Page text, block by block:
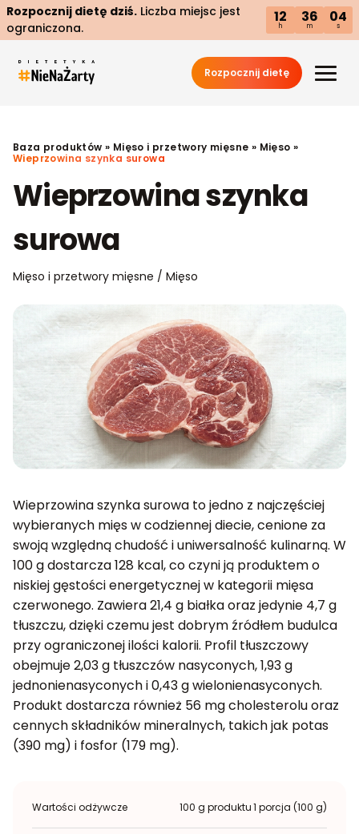
Rozpocznij dietę dziś. Liczba miejsc jest
ograniczona.
12
h
36
m
03
s
Rozpocznij dietę
Baza produktów » Mięso i przetwory mięsne » Mięso »
Wieprzowina szynka surowa
Wieprzowina szynka
surowa
Mięso i przetwory mięsne / Mięso
Wieprzowina szynka surowa to jedno z najczęściej
wybieranych mięs w codziennej diecie, cenione za
swoją względną chudość i uniwersalność kulinarną. W
100 g dostarcza 128 kcal, co czyni ją produktem o
niskiej gęstości energetycznej w kategorii mięsa
czerwonego. Zawiera 21,4 g białka oraz jedynie 4,7 g
tłuszczu, dzięki czemu jest dobrym źródłem budulca
przy ograniczonej ilości kalorii. Profil tłuszczowy
obejmuje 2,03 g tłuszczów nasyconych, 1,93 g
jednonienasyconych i 0,43 g wielonienasyconych.
Produkt dostarcza również 56 mg cholesterolu oraz
cennych składników mineralnych, takich jak potas
(390 mg) i fosfor (179 mg).
Wartości odżywcze 100 g produktu1 porcja (100 g)